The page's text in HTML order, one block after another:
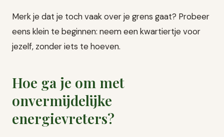
Merk je dat je toch vaak over je grens gaat? Probeer
eens klein te beginnen: neem een kwartiertje voor
jezelf, zonder iets te hoeven.
Hoe ga je om met
onvermijdelijke
energievreters?